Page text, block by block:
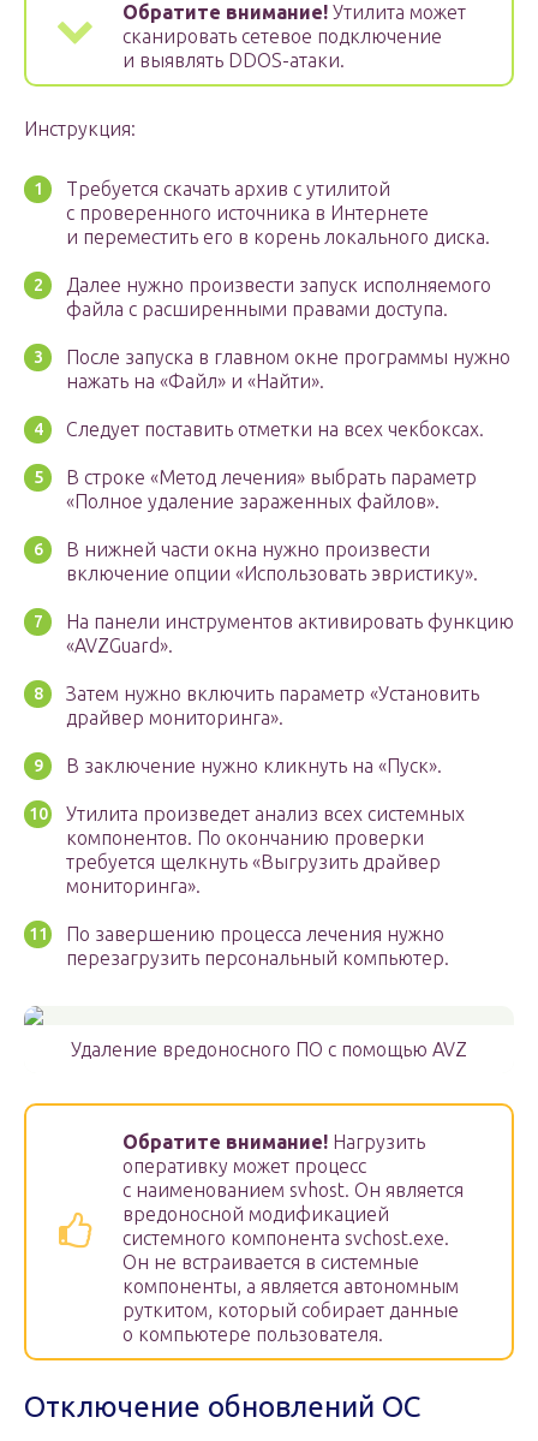
Обратите внимание! Утилита может
сканировать сетевое подключение
и выявлять DDOS-атаки.
Инструкция:
Требуется скачать архив с утилитой
с проверенного источника в Интернете
и переместить его в корень локального диска.
Далее нужно произвести запуск исполняемого
файла с расширенными правами доступа.
После запуска в главном окне программы нужно
нажать на «Файл» и «Найти».
Следует поставить отметки на всех чекбоксах.
В строке «Метод лечения» выбрать параметр
«Полное удаление зараженных файлов».
В нижней части окна нужно произвести
включение опции «Использовать эвристику».
На панели инструментов активировать функцию
«AVZGuard».
Затем нужно включить параметр «Установить
драйвер мониторинга».
В заключение нужно кликнуть на «Пуск».
Утилита произведет анализ всех системных
компонентов. По окончанию проверки
требуется щелкнуть «Выгрузить драйвер
мониторинга».
По завершению процесса лечения нужно
перезагрузить персональный компьютер.
Удаление вредоносного ПО с помощью AVZ
Обратите внимание! Нагрузить
оперативку может процесс
с наименованием svhost. Он является
вредоносной модификацией
системного компонента svchost.exe.
Он не встраивается в системные
компоненты, а является автономным
руткитом, который собирает данные
о компьютере пользователя.
Отключение обновлений ОС